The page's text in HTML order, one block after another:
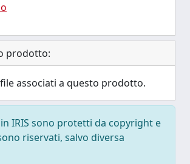
prodotto:
associati a questo prodotto.
IRIS sono protetti da copyright e
riservati, salvo diversa